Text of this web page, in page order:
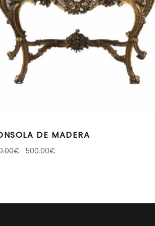
DE MADERA
€ 500.00€